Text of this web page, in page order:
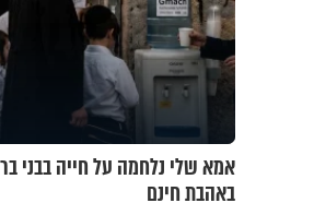
אמא שלי נלחמה על חייה בבני
באהבת חינם